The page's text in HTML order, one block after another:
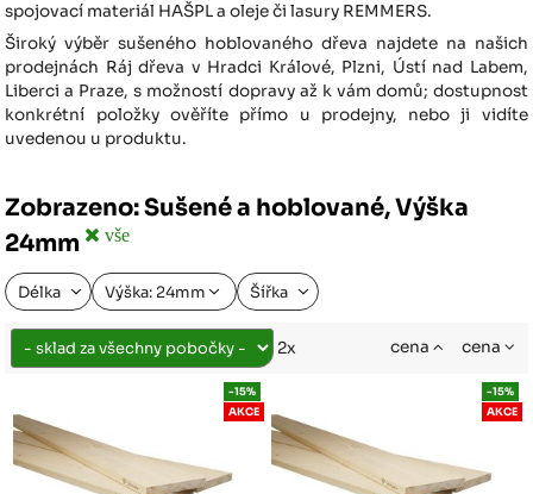
spojovací materiál HAŠPL a oleje či lasury REMMERS.
Široký výběr sušeného hoblovaného dřeva najdete na našich
prodejnách Ráj dřeva v Hradci Králové, Plzni, Ústí nad Labem,
Liberci a Praze, s možností dopravy až k vám domů; dostupnost
konkrétní položky ověříte přímo u prodejny, nebo ji vidíte
uvedenou u produktu.
Zobrazeno: Sušené a hoblované, Výška
24mm
vše
Délka Výška: 24mm Šířka
2x cena cena
-15%
AKCE
-15%
AKCE